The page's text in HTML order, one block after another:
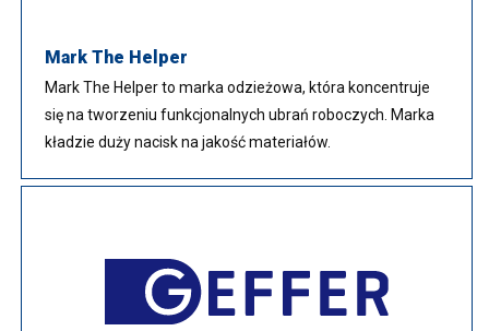
Mark The Helper
Mark The Helper to marka odzieżowa, która koncentruje
się na tworzeniu funkcjonalnych ubrań roboczych. Marka
kładzie duży nacisk na jakość materiałów.